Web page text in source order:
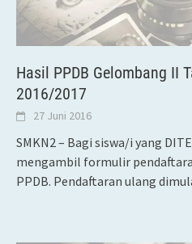
Hasil PPDB Gelombang II
2016/2017
27 Juni 2016
SMKN2 – Bagi siswa/i yang
mengambil formulir
PPDB. Pendaftaran ulang